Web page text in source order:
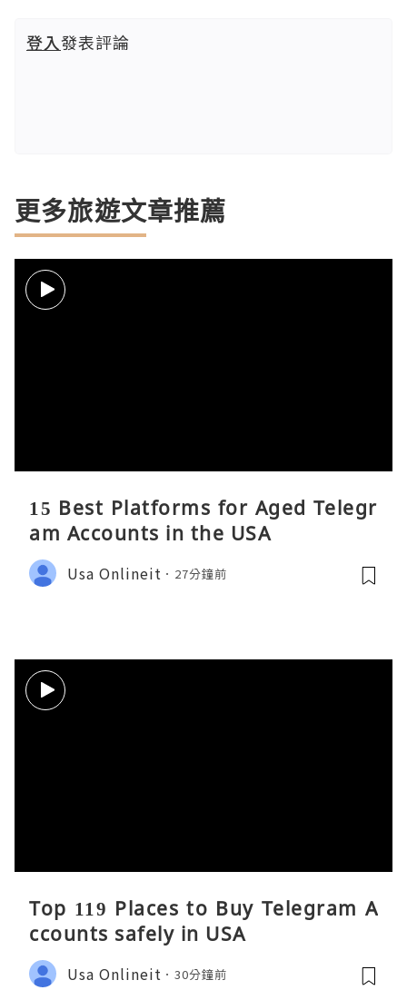
登入發表評論
更多旅遊文章推薦
15 Best Platforms for Aged Telegr
am Accounts in the USA
Usa Onlineit 27分鐘前
Top 119 Places to Buy Telegram A
ccounts safely in USA
Usa Onlineit 30分鐘前